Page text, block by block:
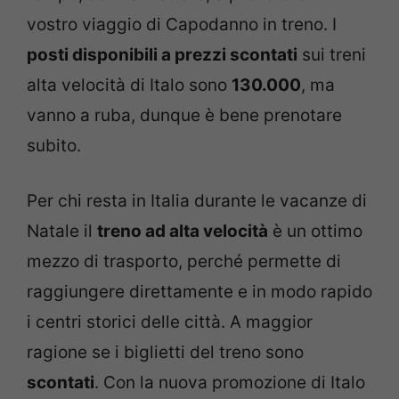
vostro viaggio di Capodanno in treno. I
posti disponibili a prezzi scontati sui treni
alta velocità di Italo sono 130.000, ma
vanno a ruba, dunque è bene prenotare
subito.
Per chi resta in Italia durante le vacanze di
Natale il treno ad alta velocità è un ottimo
mezzo di trasporto, perché permette di
raggiungere direttamente e in modo rapido
i centri storici delle città. A maggior
ragione se i biglietti del treno sono
scontati. Con la nuova promozione di Italo